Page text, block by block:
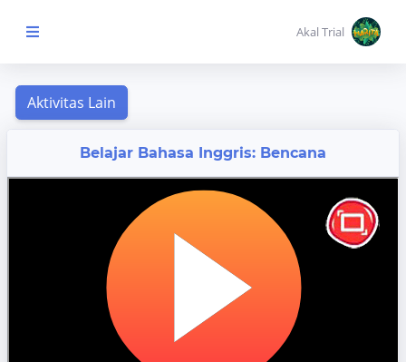
Beranda Anak
Akal Trial
Belajar Bahasa Inggris: Bencana